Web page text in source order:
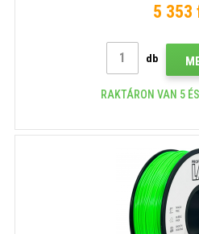
5 353
db
RAKTÁRON VAN 5